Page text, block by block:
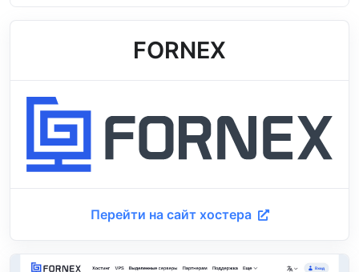
FORNEX
Перейти на сайт хостера